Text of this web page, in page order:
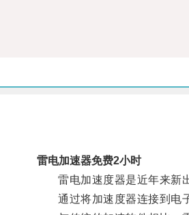
雷电加速器免费2小时
雷电加速度器是近年来新出
通过将加速度器连接到电子